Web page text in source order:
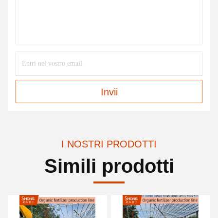
Invii
I NOSTRI PRODOTTI
Simili prodotti